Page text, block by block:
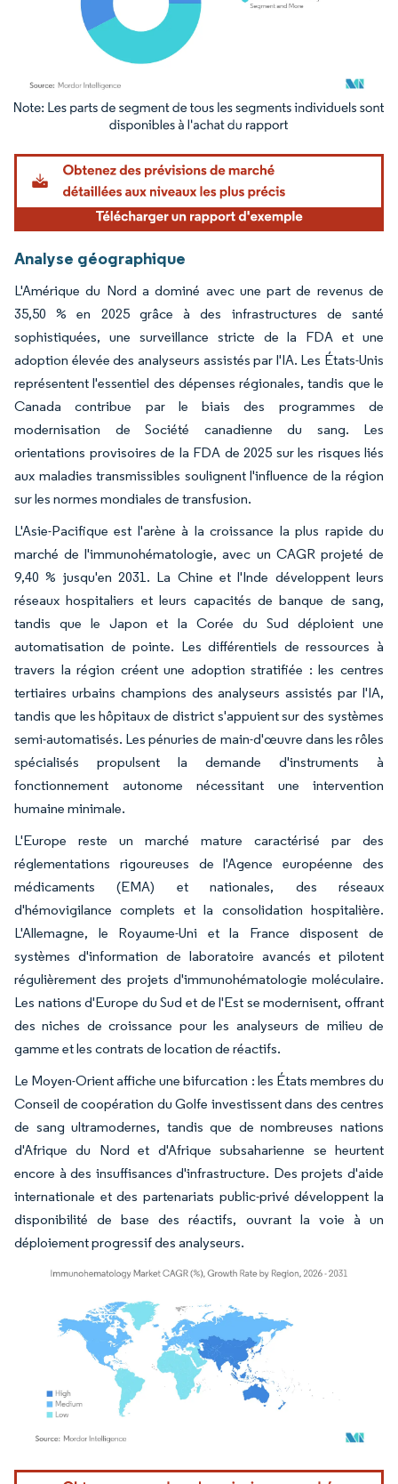
Image © Mordor Intelligence. La réutilisation nécessite une attribution sous CC BY
Analyse géographique
L'Amérique du Nord a dominé avec une part de revenus de
35,50 % en 2025 grâce à des infrastructures de santé
sophistiquées, une surveillance stricte de la FDA et une
adoption élevée des analyseurs assistés par l'IA. Les États-Unis
représentent l'essentiel des dépenses régionales, tandis que le
Canada contribue par le biais des programmes de
modernisation de Société canadienne du sang. Les
orientations provisoires de la FDA de 2025 sur les risques liés
aux maladies transmissibles soulignent l'influence de la région
sur les normes mondiales de transfusion.
L'Asie-Pacifique est l'arène à la croissance la plus rapide du
marché de l'immunohématologie, avec un CAGR projeté de
9,40 % jusqu'en 2031. La Chine et l'Inde développent leurs
réseaux hospitaliers et leurs capacités de banque de sang,
tandis que le Japon et la Corée du Sud déploient une
automatisation de pointe. Les différentiels de ressources à
travers la région créent une adoption stratifiée : les centres
tertiaires urbains champions des analyseurs assistés par l'IA,
tandis que les hôpitaux de district s'appuient sur des systèmes
semi-automatisés. Les pénuries de main-d'œuvre dans les rôles
spécialisés propulsent la demande d'instruments à
fonctionnement autonome nécessitant une intervention
humaine minimale.
L'Europe reste un marché mature caractérisé par des
réglementations rigoureuses de l'Agence européenne des
médicaments (EMA) et nationales, des réseaux
d'hémovigilance complets et la consolidation hospitalière.
L'Allemagne, le Royaume-Uni et la France disposent de
systèmes d'information de laboratoire avancés et pilotent
régulièrement des projets d'immunohématologie moléculaire.
Les nations d'Europe du Sud et de l'Est se modernisent, offrant
des niches de croissance pour les analyseurs de milieu de
gamme et les contrats de location de réactifs.
Le Moyen-Orient affiche une bifurcation : les États membres du
Conseil de coopération du Golfe investissent dans des centres
de sang ultramodernes, tandis que de nombreuses nations
d'Afrique du Nord et d'Afrique subsaharienne se heurtent
encore à des insuffisances d'infrastructure. Des projets d'aide
internationale et des partenariats public-privé développent la
disponibilité de base des réactifs, ouvrant la voie à un
déploiement progressif des analyseurs.
Image © Mordor Intelligence. La réutilisation nécessite une attribution sous CC BY